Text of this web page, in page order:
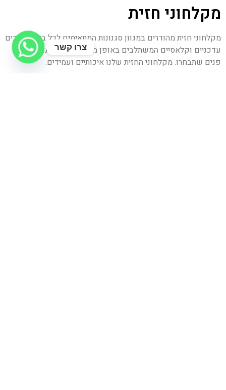
מקלחוני חזית
מקלחוני חזית מהודרים במגוון סגנונות המתאימים לכל בית. עיצובים
עדכניים וקלאסיים המשתלבים באופן מושלם בכל סגנון עיצוב
פנים שתבחרו. מקלחוני החזית שלנו איכותיים ועמידים.
צרו קשר